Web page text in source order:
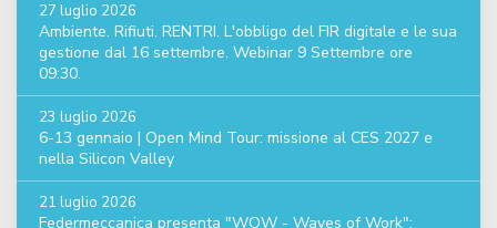
27 luglio 2026
Ambiente. Rifiuti. RENTRI. L'obbligo del FIR digitale e le sua
gestione dal 16 settembre. Webinar 9 Settembre ore
09:30.
23 luglio 2026
6-13 gennaio | Open Mind Tour: missione al CES 2027 e
nella Silicon Valley
21 luglio 2026
Federmeccanica presenta "WOW - Waves of Work":